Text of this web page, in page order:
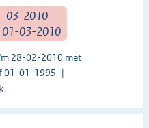
03-2010
01-03-2010
28-02-2010 met
01-01-1995